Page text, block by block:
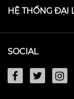
HỆ THỐNG ĐẠI
SOCIAL